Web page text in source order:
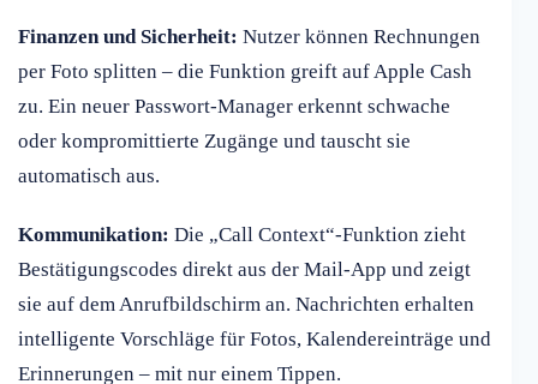
Finanzen und Sicherheit: Nutzer können Rechnungen
per Foto splitten – die Funktion greift auf Apple Cash
zu. Ein neuer Passwort-Manager erkennt schwache
oder kompromittierte Zugänge und tauscht sie
automatisch aus.
Kommunikation: Die „Call Context“-Funktion zieht
Bestätigungscodes direkt aus der Mail-App und zeigt
sie auf dem Anrufbildschirm an. Nachrichten erhalten
intelligente Vorschläge für Fotos, Kalendereinträge und
Erinnerungen – mit nur einem Tippen.